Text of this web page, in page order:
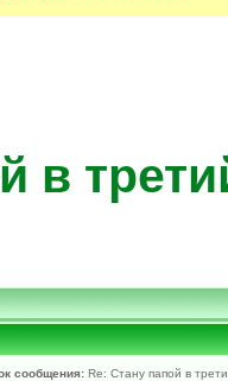
в
сообщения: Re: Стану папой в